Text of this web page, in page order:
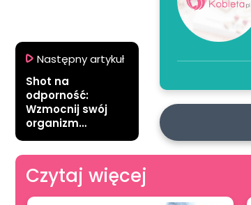
Następny artykuł
Shot na
odporność:
Wzmocnij swój
organizm
Czytaj więcej